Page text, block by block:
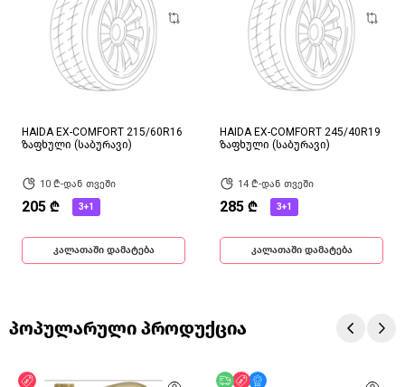
HAIDA EX-COMFORT 215/60R16
ზაფხული (საბურავი)
10 ₾-დან თვეში
205 ₾ 3+1
კალათაში დამატება
HAIDA EX-COMFORT 245/40R19
ზაფხული (საბურავი)
14 ₾-დან თვეში
285 ₾ 3+1
კალათაში დამატება
პოპულარული პროდუქცია
ფასდაკლება უფასო მიწოდება
ფასდაკლება